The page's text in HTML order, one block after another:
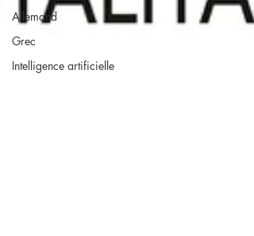
Allemand
Grec
Intelligence artificielle